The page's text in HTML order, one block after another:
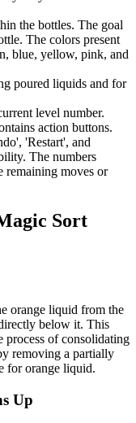
the bottles. The goal
The colors present
blue, yellow, pink, and
poured liquids and for
level number.
action buttons.
'Restart', and
The numbers
remaining moves or
Sort
orange liquid from the
below it. This
process of consolidating
removing a partially
for orange liquid.
Up